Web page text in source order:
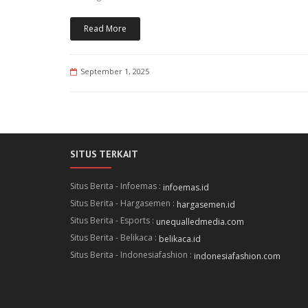
Read More
September 1, 2025
SITUS TERKAIT
Situs Berita - Infoemas : infoemas.id
Situs Berita - Hargasemen : hargasemen.id
Situs Berita - Esports : unequalledmedia.com
Situs Berita - Belikaca : belikaca.id
Situs Berita - Indonesiafashion : indonesiafashion.com